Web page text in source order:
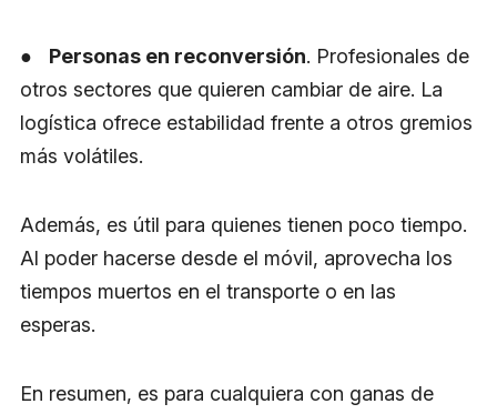
● Personas en reconversión. Profesionales de
otros sectores que quieren cambiar de aire. La
logística ofrece estabilidad frente a otros gremios
más volátiles.
Además, es útil para quienes tienen poco tiempo.
Al poder hacerse desde el móvil, aprovecha los
tiempos muertos en el transporte o en las
esperas.
En resumen, es para cualquiera con ganas de